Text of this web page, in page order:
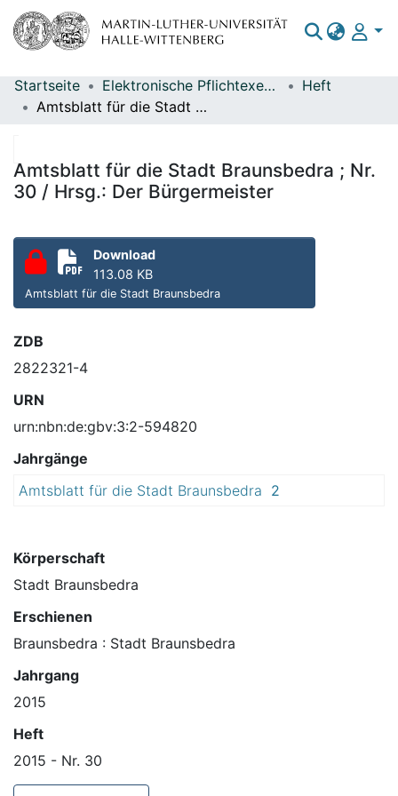
Bereiche & Sammlungen
Statistiken
Startseite Elektronische Pflichtexemplare
Heft
Amtsblatt für die Stadt Braunsbedra ; Nr. 30 / Hrsg.: Der Bürgermeister
Amtsblatt für die Stadt Braunsbedra ; Nr.
30 / Hrsg.: Der Bürgermeister
Download
113.08 KB
Amtsblatt für die Stadt Braunsbedra
ZDB
2822321-4
URN
urn:nbn:de:gbv:3:2-594820
Jahrgänge
Amtsblatt für die Stadt Braunsbedra 2
Körperschaft
Stadt Braunsbedra
Erschienen
Braunsbedra : Stadt Braunsbedra
Jahrgang
2015
Heft
2015 - Nr. 30